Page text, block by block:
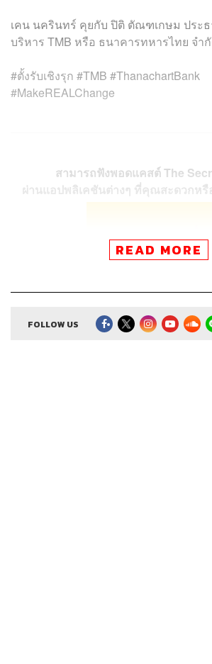
เคน นครินทร์ คุยกับ ปิติ ตัณฑเกษม ประ
บริหาร TMB หรือ ธนาคารทหารไทย จำ
#ตั้งรับเชิงรุก #TMB #ThanachartBank
#MakeREALChange
สามารถฟังพอดแคสต์ The
ผ่านแอปพลิเคชันต่างๆ ที่คุณสะดวกหรื
READ MORE
FOLLOW US